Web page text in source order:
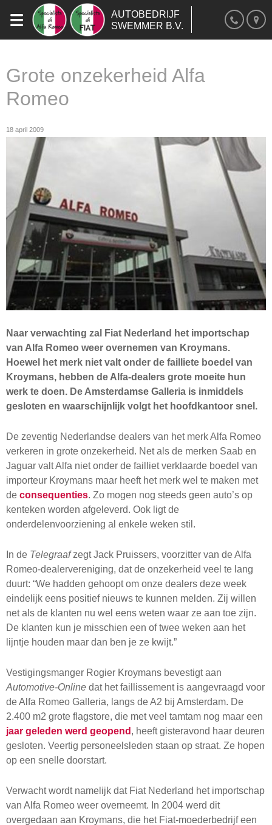
AUTOBEDRIJF
SWEMMER B.V.
Grote onzekerheid Alfa
Romeo
18 april 2009
Naar verwachting zal Fiat Nederland het importschap
van Alfa Romeo weer overnemen van Kroymans.
Hoewel het merk niet valt onder de failliete boedel van
Kroymans, hebben de Alfa-dealers grote moeite hun
werk te doen. De Amsterdamse Galleria is inmiddels
gesloten en waarschijnlijk volgt het hoofdkantoor snel.
De zeventig Nederlandse dealers van het merk Alfa Romeo
verkeren in grote onzekerheid. Net als de merken Saab en
Jaguar valt Alfa niet onder de failliet verklaarde boedel van
importeur Kroymans maar heeft het merk wel te maken met
de consequenties. Zo mogen nog steeds geen auto’s op
kenteken worden afgeleverd. Ook ligt de
onderdelenvoorziening al enkele weken stil.
In de Telegraafzegt Jack Pruissers, voorzitter van de Alfa
Romeo-dealervereniging, dat de onzekerheid veel te lang
duurt: “We hadden gehoopt om onze dealers deze week
eindelijk eens positief nieuws te kunnen melden. Zij willen
net als de klanten nu wel eens weten waar ze aan toe zijn.
De klanten kun je misschien een of twee weken aan het
lijntje houden maar dan ben je ze kwijt.”
Vestigingsmanger Rogier Kroymans bevestigt aan
Automotive-Online dat het faillissement is aangevraagd voor
de Alfa Romeo Galleria, langs de A2 bij Amsterdam. De
2.400 m2 grote flagstore, die met veel tamtam nog maar een
jaar geleden werd geopend , heeft gisteravond haar deuren
gesloten. Veertig personeelsleden staan op straat. Ze hopen
op een snelle doorstart.
Verwacht wordt namelijk dat Fiat Nederland het importschap
van Alfa Romeo weer overneemt. In 2004 werd dit
overgedaan aan Kroymans, die het Fiat-moederbedrijf een